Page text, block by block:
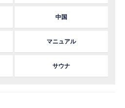
中国
マニュアル
サウナ